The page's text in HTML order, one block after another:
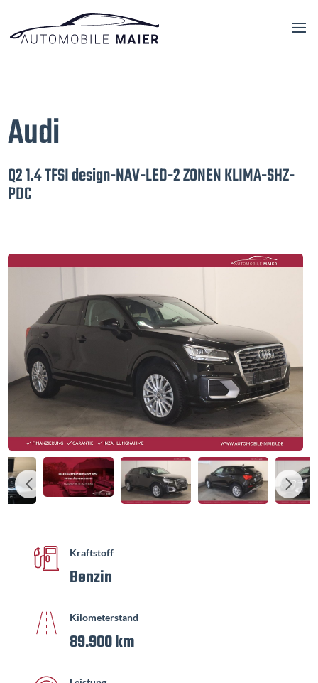
Audi
Q2 1.4 TFSI design-NAV-LED-2 ZONEN KLIMA-SHZ-
PDC
Kraftstoff
Benzin
Kilometerstand
89.900 km